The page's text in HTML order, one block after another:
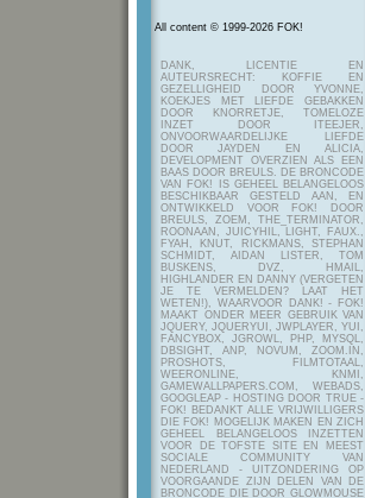
All content © 1999-2026 FOK!
DANK, LICENTIE EN
AUTEURSRECHT: KOFFIE EN
GEZELLIGHEID DOOR YVONNE,
KOEKJES MET LIEFDE GEBAKKEN
DOOR KNORRETJE, TOMELOZE
INZET DOOR ITEEJER,
ONVOORWAARDELIJKE LIEFDE
DOOR JAYDEN EN ALICIA,
DEVELOPMENT OVERZIEN ALS EEN
BAAS DOOR BREULS. DE BRONCODE
VAN FOK! IS GEHEEL BELANGELOOS
BESCHIKBAAR GESTELD AAN, EN
ONTWIKKELD VOOR FOK! DOOR
BREULS, ZOEM, THE_TERMINATOR,
ROONAAN, JUICYHIL, LIGHT, FAUX.,
FYAH, KNUT, RICKMANS, STEPHAN
SCHMIDT, AIDAN LISTER, TOM
BUSKENS, DVZ, HMAIL,
HIGHLANDER EN DANNY (VERGETEN
JE TE VERMELDEN? LAAT HET
WETEN!), WAARVOOR DANK! - FOK!
MAAKT ONDER MEER GEBRUIK VAN
JQUERY, JQUERYUI, JWPLAYER, YUI,
FANCYBOX, JGROWL, PHP, MYSQL,
DBSIGHT, ANP, NOVUM, ZOOM.IN,
PROSHOTS, FILMTOTAAL,
WEERONLINE, KNMI,
GAMEWALLPAPERS.COM, WEBADS,
GOOGLEAP - HOSTING DOOR TRUE -
FOK! BEDANKT ALLE VRIJWILLIGERS
DIE FOK! MOGELIJK MAKEN EN ZICH
GEHEEL BELANGELOOS INZETTEN
VOOR DE TOFSTE SITE EN MEEST
SOCIALE COMMUNITY VAN
NEDERLAND - UITZONDERING OP
VOORGAANDE ZIJN DELEN VAN DE
BRONCODE DIE DOOR GLOWMOUSE